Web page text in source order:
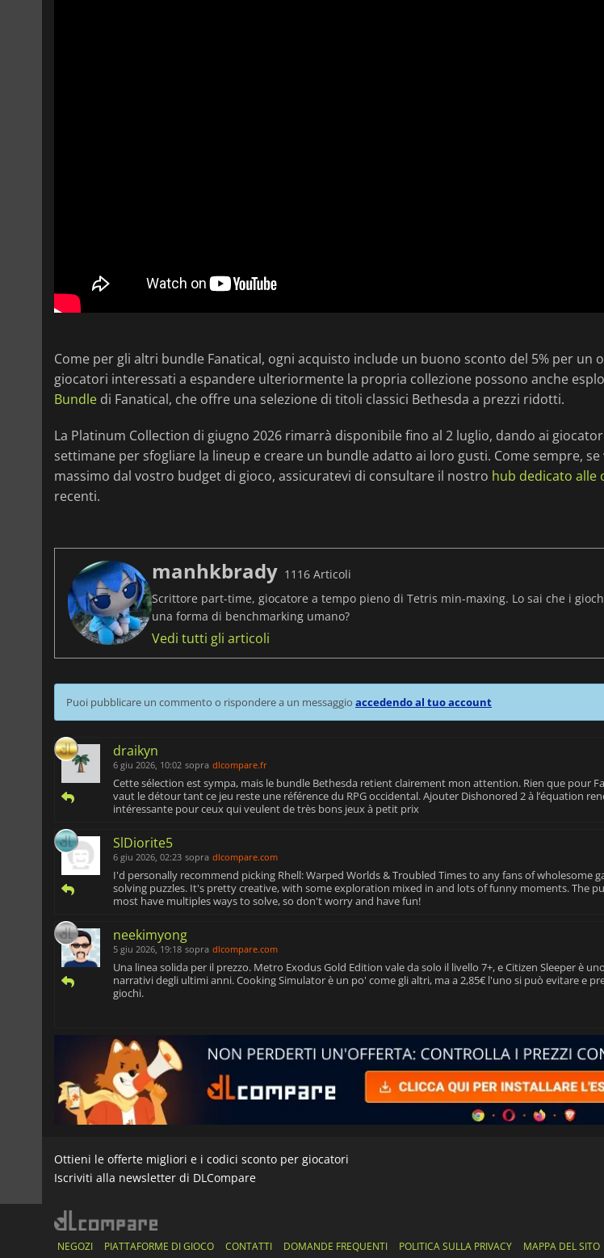
Come per gli altri bundle Fanatical, ogni acquisto include un buono sconto del 5% per un
giocatori interessati a espandere ulteriormente la propria collezione possono anche
Bundle di Fanatical, che offre una selezione di titoli classici Bethesda a prezzi ridotti.
La Platinum Collection di giugno 2026 rimarrà disponibile fino al 2 luglio, dando ai
settimane per sfogliare la lineup e creare un bundle adatto ai loro gusti. Come sempre,
massimo dal vostro budget di gioco, assicuratevi di consultare il nostro hub dedicato alle
recenti.
manhkbrady 1116 Articoli
Scrittore part-time, giocatore a tempo pieno di Tetris min-maxing. Lo sai che i
una forma di benchmarking umano?
Vedi tutti gli articoli
Puoi pubblicare un commento o rispondere a un messaggio accedendo al tuo account
draikyn
6 giu 2026, 10:02 sopra dlcompare.fr
Cette sélection est sympa, mais le bundle Bethesda retient clairement mon attention. Rien que pour
vaut le détour tant ce jeu reste une référence du RPG occidental. Ajouter Dishonored 2 à l’équation
intéressante pour ceux qui veulent de très bons jeux à petit prix
SlDiorite5
6 giu 2026, 02:23 sopra dlcompare.com
I'd personally recommend picking Rhell: Warped Worlds & Troubled Times to any fans of wholesome
solving puzzles. It's pretty creative, with some exploration mixed in and lots of funny moments. The
most have multiples ways to solve, so don't worry and have fun!
neekimyong
5 giu 2026, 19:18 sopra dlcompare.com
Una linea solida per il prezzo. Metro Exodus Gold Edition vale da solo il livello 7+, e Citizen Sleeper è
narrativi degli ultimi anni. Cooking Simulator è un po' come gli altri, ma a 2,85€ l'uno si può evitare e
giochi.
Ottieni le offerte migliori e i codici sconto per giocatori
Iscriviti alla newsletter di DLCompare
NEGOZI PIATTAFORME DI GIOCO CONTATTI DOMANDE FREQUENTI POLITICA SULLA PRIVACY MAPPA DEL SITO